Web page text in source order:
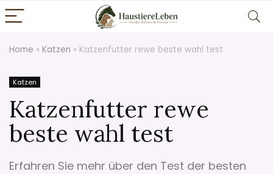
Home » Katzen » Katzenfutter rewe beste wahl test
Katzen
Katzenfutter rewe
beste wahl test
Erfahren Sie mehr über den Test der besten